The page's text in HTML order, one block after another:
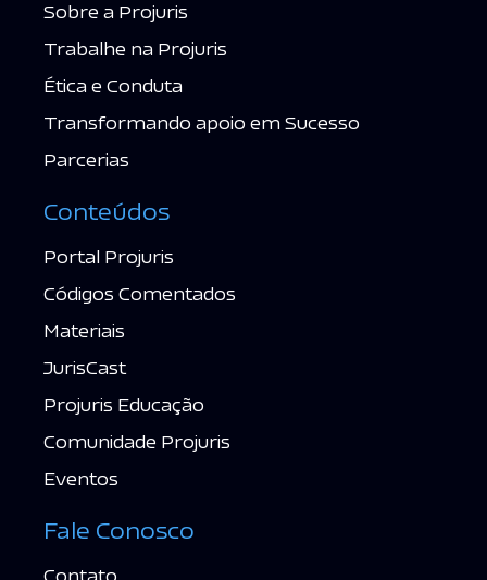
Sobre a Projuris
Trabalhe na Projuris
Ética e Conduta
Transformando apoio em Sucesso
Parcerias
Conteúdos
Portal Projuris
Códigos Comentados
Materiais
JurisCast
Projuris Educação
Comunidade Projuris
Eventos
Fale Conosco
Contato